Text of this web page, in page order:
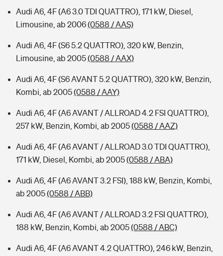
Audi A6, 4F (A6 3.0 TDI QUATTRO), 171 kW, Diesel,
Limousine, ab 2006(0588 / AAS)
Audi A6, 4F (S6 5.2 QUATTRO), 320 kW, Benzin,
Limousine, ab 2005(0588 / AAX)
Audi A6, 4F (S6 AVANT 5.2 QUATTRO), 320 kW, Benzin,
Kombi, ab 2005(0588 / AAY)
Audi A6, 4F (A6 AVANT / ALLROAD 4.2 FSI QUATTRO),
257 kW, Benzin, Kombi, ab 2005(0588 / AAZ)
Audi A6, 4F (A6 AVANT / ALLROAD 3.0 TDI QUATTRO),
171 kW, Diesel, Kombi, ab 2005(0588 / ABA)
Audi A6, 4F (A6 AVANT 3.2 FSI), 188 kW, Benzin, Kombi,
ab 2005(0588 / ABB)
Audi A6, 4F (A6 AVANT / ALLROAD 3.2 FSI QUATTRO),
188 kW, Benzin, Kombi, ab 2005(0588 / ABC)
Audi A6, 4F (A6 AVANT 4.2 QUATTRO), 246 kW, Benzin,